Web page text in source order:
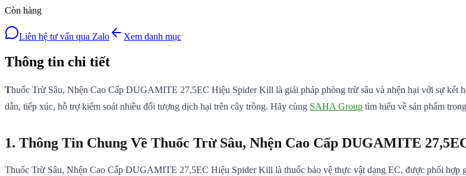
Còn hàng
Liên hệ tư vấn qua Zalo Xem danh mục
Thông tin chi tiết
Thuốc Trừ Sâu, Nhện Cao Cấp DUGAMITE 27,5EC Hiệu Spider Kill là giải pháp phòng trừ sâu và nhện hại với sự kết
dẫn, tiếp xúc, hỗ trợ kiểm soát nhiều đối tượng dịch hại trên cây trồng. Hãy cùng SAHA Group tìm hiểu về sản phẩm
1. Thông Tin Chung Về Thuốc Trừ Sâu, Nhện Cao Cấp DUGAMITE
Thuốc Trừ Sâu, Nhện Cao Cấp DUGAMITE 27,5EC Hiệu Spider Kill là thuốc bảo vệ thực vật dạng EC, được phối hợp